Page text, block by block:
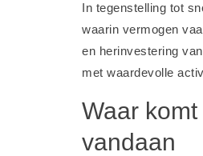
In tegenstelling tot
waarin vermogen
en herinvestering
met waardevolle
Waar
vandaan